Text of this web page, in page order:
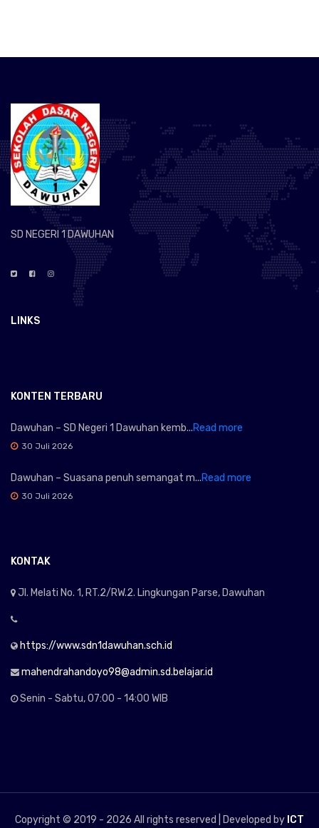
SD NEGERI 1 DAWUHAN
LINKS
KONTEN TERBARU
Dawuhan – SD Negeri 1 Dawuhan kemb...Read more
30 Juli 2026
Dawuhan – Suasana penuh semangat m...Read more
30 Juli 2026
KONTAK
Jl. Melati No. 1, RT.2/RW.2. Lingkungan Parse, Dawuhan
https://www.sdn1dawuhan.sch.id
mahendrahandoyo98@admin.sd.belajar.id
Senin - Sabtu, 07:00 - 14:00 WIB
Copyright © 2019 - 2026 All rights reserved | Developed by ICT